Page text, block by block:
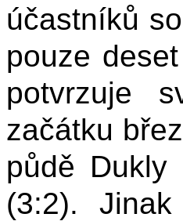
účastníků
pouze
potvrzuje
začátku
půdě
(3:2).